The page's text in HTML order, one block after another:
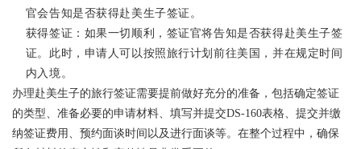
官会告知是否获得赴美生子签证。
获得签证：如果一切顺利，签证官将告知是否获得赴美生子签
证。此时，申请人可以按照旅行计划前往美国，并在规定时间
内入境。
办理赴美生子的旅行签证需要提前做好充分的准备，包括确定签证
的类型、准备必要的申请材料、填写并提交DS-160表格、提交并缴
纳签证费用、预约面谈时间以及进行面谈等。在整个过程中，确保